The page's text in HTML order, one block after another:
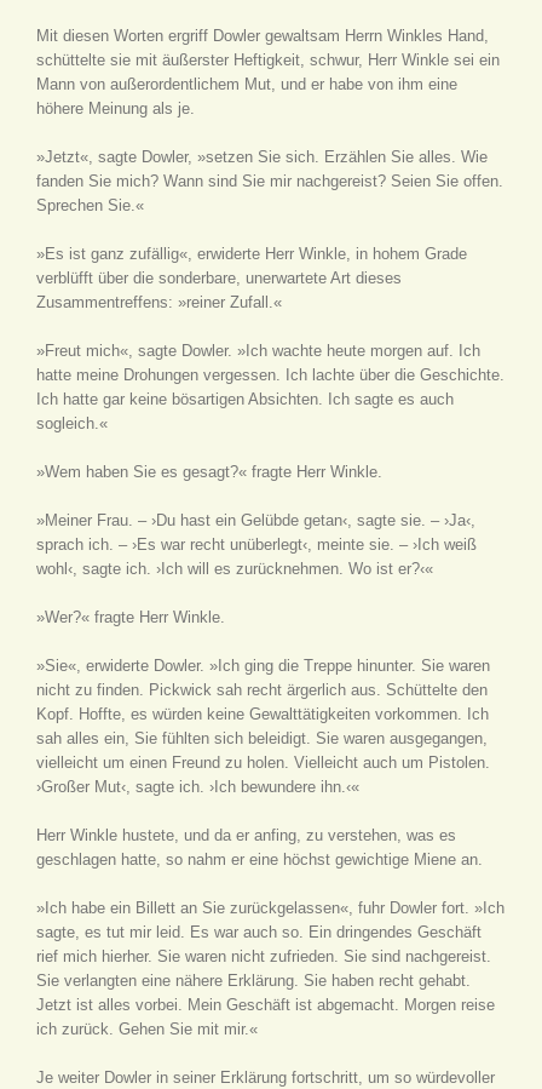
Mit diesen Worten ergriff Dowler gewaltsam Herrn Winkles Hand,
schüttelte sie mit äußerster Heftigkeit, schwur, Herr Winkle sei ein
Mann von außerordentlichem Mut, und er habe von ihm eine
höhere Meinung als je.
»Jetzt«, sagte Dowler, »setzen Sie sich. Erzählen Sie alles. Wie
fanden Sie mich? Wann sind Sie mir nachgereist? Seien Sie offen.
Sprechen Sie.«
»Es ist ganz zufällig«, erwiderte Herr Winkle, in hohem Grade
verblüfft über die sonderbare, unerwartete Art dieses
Zusammentreffens: »reiner Zufall.«
»Freut mich«, sagte Dowler. »Ich wachte heute morgen auf. Ich
hatte meine Drohungen vergessen. Ich lachte über die Geschichte.
Ich hatte gar keine bösartigen Absichten. Ich sagte es auch
sogleich.«
»Wem haben Sie es gesagt?« fragte Herr Winkle.
»Meiner Frau. – ›Du hast ein Gelübde getan‹, sagte sie. – ›Ja‹,
sprach ich. – ›Es war recht unüberlegt‹, meinte sie. – ›Ich weiß
wohl‹, sagte ich. ›Ich will es zurücknehmen. Wo ist er?‹«
»Wer?« fragte Herr Winkle.
»Sie«, erwiderte Dowler. »Ich ging die Treppe hinunter. Sie waren
nicht zu finden. Pickwick sah recht ärgerlich aus. Schüttelte den
Kopf. Hoffte, es würden keine Gewalttätigkeiten vorkommen. Ich
sah alles ein, Sie fühlten sich beleidigt. Sie waren ausgegangen,
vielleicht um einen Freund zu holen. Vielleicht auch um Pistolen.
›Großer Mut‹, sagte ich. ›Ich bewundere ihn.‹«
Herr Winkle hustete, und da er anfing, zu verstehen, was es
geschlagen hatte, so nahm er eine höchst gewichtige Miene an.
»Ich habe ein Billett an Sie zurückgelassen«, fuhr Dowler fort. »Ich
sagte, es tut mir leid. Es war auch so. Ein dringendes Geschäft
rief mich hierher. Sie waren nicht zufrieden. Sie sind nachgereist.
Sie verlangten eine nähere Erklärung. Sie haben recht gehabt.
Jetzt ist alles vorbei. Mein Geschäft ist abgemacht. Morgen reise
ich zurück. Gehen Sie mit mir.«
Je weiter Dowler in seiner Erklärung fortschritt, um so würdevoller